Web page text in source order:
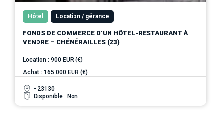
Hôtel Location / gérance
FONDS DE COMMERCE D’UN HÔTEL-RESTAURANT À
VENDRE – CHÉNÉRAILLES (23)
Location : 900 EUR (€)
Achat : 165 000 EUR (€)
- 23130
Disponible : Non